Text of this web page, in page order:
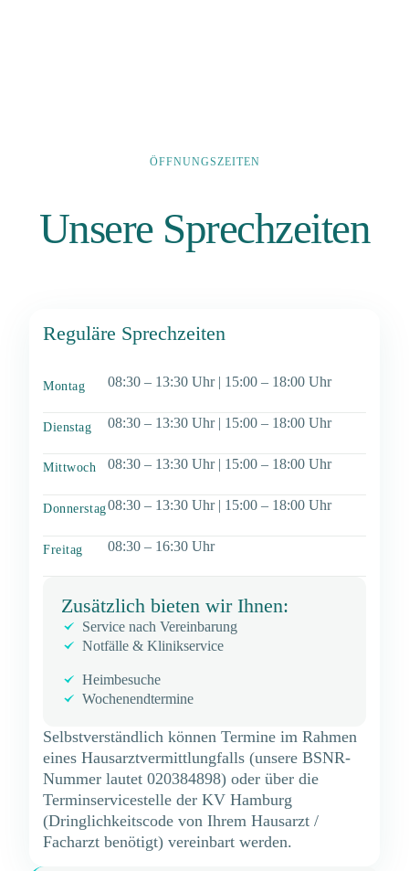
ÖFFNUNGSZEITEN
Unsere Sprechzeiten
Reguläre Sprechzeiten
Montag 08:30 – 13:30 Uhr | 15:00 – 18:00 Uhr
Dienstag 08:30 – 13:30 Uhr | 15:00 – 18:00 Uhr
Mittwoch 08:30 – 13:30 Uhr | 15:00 – 18:00 Uhr
Donnerstag08:30 – 13:30 Uhr | 15:00 – 18:00 Uhr
Freitag 08:30 – 16:30 Uhr
Zusätzlich bieten wir Ihnen:
Service nach Vereinbarung
Notfälle & Klinikservice
Heimbesuche
Wochenendtermine
Selbstverständlich können Termine im Rahmen
eines Hausarztvermittlungfalls (unsere BSNR-
Nummer lautet 020384898) oder über die
Terminservicestelle der KV Hamburg
(Dringlichkeitscode von Ihrem Hausarzt /
Facharzt benötigt) vereinbart werden.